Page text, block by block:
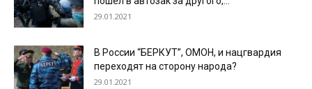
29.01.2021
В России “БЕРКУТ”, ОМОН, и нацгвардия
переходят на сторону народа?
29.01.2021